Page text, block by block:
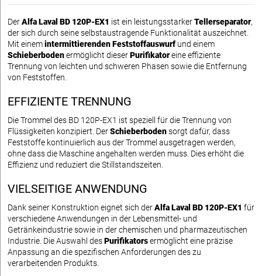
DerAlfa Laval BD 120P-EX1 ist ein leistungsstarkerTellerseparator,
der sich durch seine selbstaustragende Funktionalität auszeichnet.
Mit einemintermittierenden Feststoffauswurf und einem
Schieberbodenermöglicht dieserPurifikatoreine effiziente
Trennung von leichten und schweren Phasen sowie die Entfernung
von Feststoffen.
EFFIZIENTE TRENNUNG
Die Trommel des BD 120P-EX1 ist speziell für die Trennung von
Flüssigkeiten konzipiert. DerSchieberbodensorgt dafür, dass
Feststoffe kontinuierlich aus der Trommel ausgetragen werden,
ohne dass die Maschine angehalten werden muss. Dies erhöht die
Effizienz und reduziert die Stillstandszeiten.
VIELSEITIGE ANWENDUNG
Dank seiner Konstruktion eignet sich derAlfa Laval BD 120P-EX1 für
verschiedene Anwendungen in der Lebensmittel- und
Getränkeindustrie sowie in der chemischen und pharmazeutischen
Industrie. Die Auswahl desPurifikatorsermöglicht eine präzise
Anpassung an die spezifischen Anforderungen des zu
verarbeitenden Produkts.